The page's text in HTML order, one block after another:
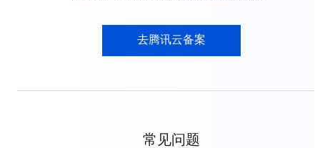
去腾讯云备案
常见问题